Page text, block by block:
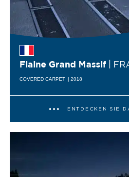
Flaine Grand Massif |
COVERED CARPET | 2018
ENTDECKEN SIE